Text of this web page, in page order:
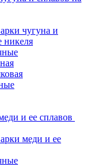
чугуна и
никеля
и ее сплавов
меди и ее